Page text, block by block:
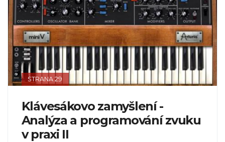
STRANA 29
Klávesákovo zamyšlení -
Analýza a programování zvuku
v praxi II